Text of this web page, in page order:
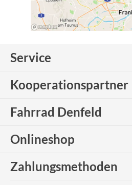
Service
Kooperationspartner
Fahrrad Denfeld
Onlineshop
Zahlungsmethoden